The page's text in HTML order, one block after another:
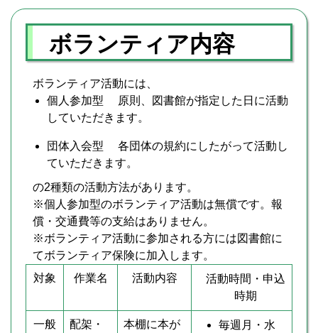
ボランティア内容
ボランティア活動には、
個人参加型 原則、図書館が指定した日に活動
していただきます。
団体入会型 各団体の規約にしたがって活動し
ていただきます。
の2種類の活動方法があります。
※個人参加型のボランティア活動は無償です。報
償・交通費等の支給はありません。
※ボランティア活動に参加される方には図書館に
てボランティア保険に加入します。
対象
作業名 活動内容
活動時間・申込
時期
一般
配架・
本棚に本が
毎週月・水